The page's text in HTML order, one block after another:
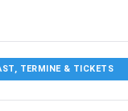
TERMINE & TICKETS